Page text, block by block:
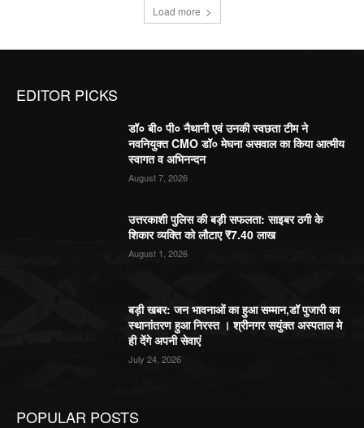
Load more
EDITOR PICKS
डॉ० बी० पी० नैथानी एवं उनकी स्वछता टीम ने
नवनियुक्त CMO डॉ० मेघना असवाल का किया आत्मीय
स्वागत व अभिनन्दन
August 7, 2026
उत्तरकाशी पुलिस की बड़ी सफलता: साइबर ठगी के
शिकार व्यक्ति को लौटाए ₹7.40 लाख
August 1, 2026
बड़ी खबर: जन भावनाओं का हुआ सम्मान,डॉ पुजारी का
स्थानांतरण हुआ निरस्त । श्रीनगर सयुंक्त अस्पताल मे
ही देंगे अपनी सेवाएं
July 24, 2026
POPULAR POSTS